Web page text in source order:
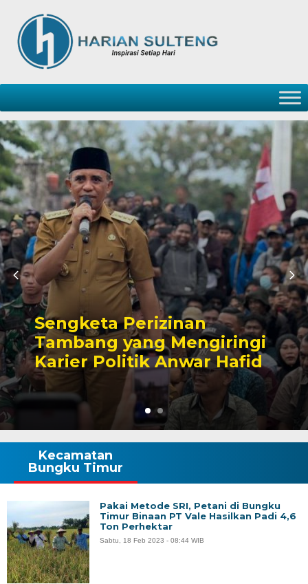
Sengketa Perizinan
Tambang yang Mengiringi
Karier Politik Anwar Hafid
Kecamatan
Bungku Timur
Pakai Metode SRI, Petani di Bungku
Timur Binaan PT Vale Hasilkan Padi 4,6
Ton Perhektar
Sabtu, 18 Feb 2023 - 08:44 WIB